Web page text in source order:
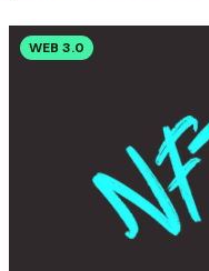
WEB 3.0